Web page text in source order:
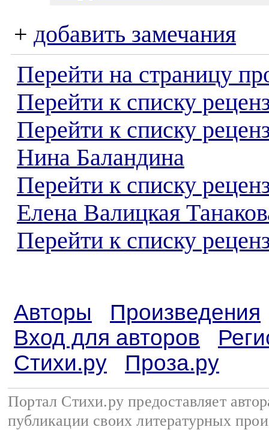
+ добавить замечания
Перейти на страницу
Перейти к списку
Перейти к списку
Нина Баландина
Перейти к списку
Елена Валицкая
Перейти к списку
Авторы
Произведения
Вход для авторов
Стихи.ру
Проза.ру
Портал Стихи.ру предоставляет
публикации своих литературных